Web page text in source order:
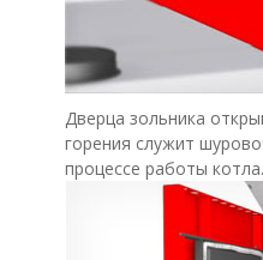
Дверца зольника
горения служит
процессе работы котла.